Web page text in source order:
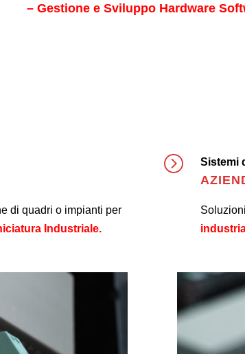
– Gestione e Sviluppo Hardware
di quadri o impianti per
Industriale.
Sistemi